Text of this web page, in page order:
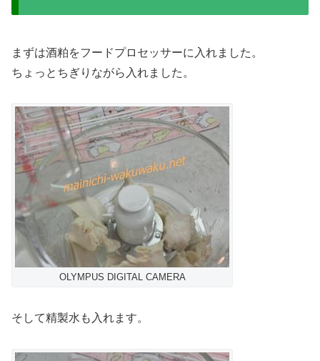
まずは酒粕をフードプロセッサーに入れました。
ちょっとちぎりながら入れました。
OLYMPUS DIGITAL CAMERA
そして精製水も入れます。